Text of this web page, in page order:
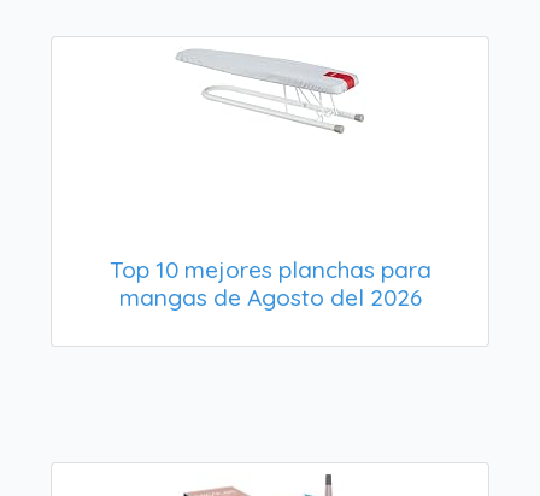
Top 10 mejores planchas para
mangas de Agosto del 2026